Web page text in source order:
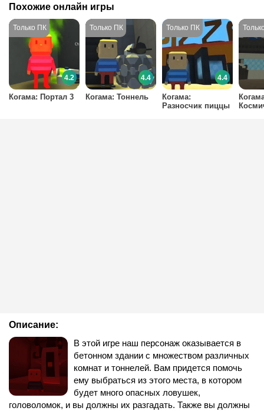
Описание:
В этой игре наш персонаж оказывается в
бетонном здании с множеством различных
комнат и тоннелей. Вам придется помочь
ему выбраться из этого места, в котором
будет много опасных ловушек,
головоломок, и вы должны их разгадать. Также вы должны
Похожие онлайн игры
Когама: Портал 3
4.2
Когама: Тоннель
4.4
Когама:
Разносчик пиццы
4.4